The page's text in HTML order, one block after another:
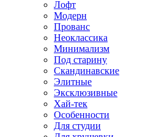
Лофт
Модерн
Прованс
Неоклассика
Минимализм
Под старину
Скандинавские
Элитные
Эксклюзивные
Хай-тек
Особенности
Для студии